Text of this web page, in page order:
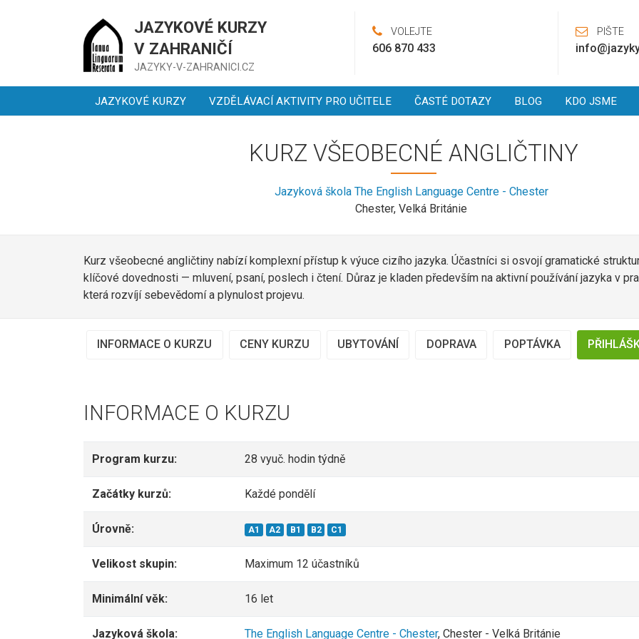
JAZYKOVÉ KURZY
V ZAHRANIČÍ
JAZYKY-V-ZAHRANICI.CZ
VOLEJTE
606 870 433
PIŠTE
JAZYKOVÉ KURZY VZDĚLÁVACÍ AKTIVITY PRO UČITELE ČASTÉ DOTAZY BLOG KDO JSME
KURZ VŠEOBECNÉ ANGLIČTINY
Jazyková škola The English Language Centre - Chester
Chester, Velká Británie
Kurz všeobecné angličtiny nabízí komplexní přístup k výuce cizího jazyka. Účastníci si osvojí gramatické
klíčové dovednosti — mluvení, psaní, poslech i čtení. Důraz je kladen především na aktivní používání jazyka v
která rozvíjí sebevědomí a plynulost projevu.
INFORMACE O KURZU CENY KURZU UBYTOVÁNÍ DOPRAVA POPTÁVKA
INFORMACE O KURZU
Program kurzu: 28 vyuč. hodin týdně
Začátky kurzů: Každé pondělí
Úrovně: A1 A2 B1 B2 C1
Velikost skupin: Maximum 12 účastníků
Minimální věk: 16 let
Jazyková škola: The English Language Centre - Chester, Chester - Velká Británie